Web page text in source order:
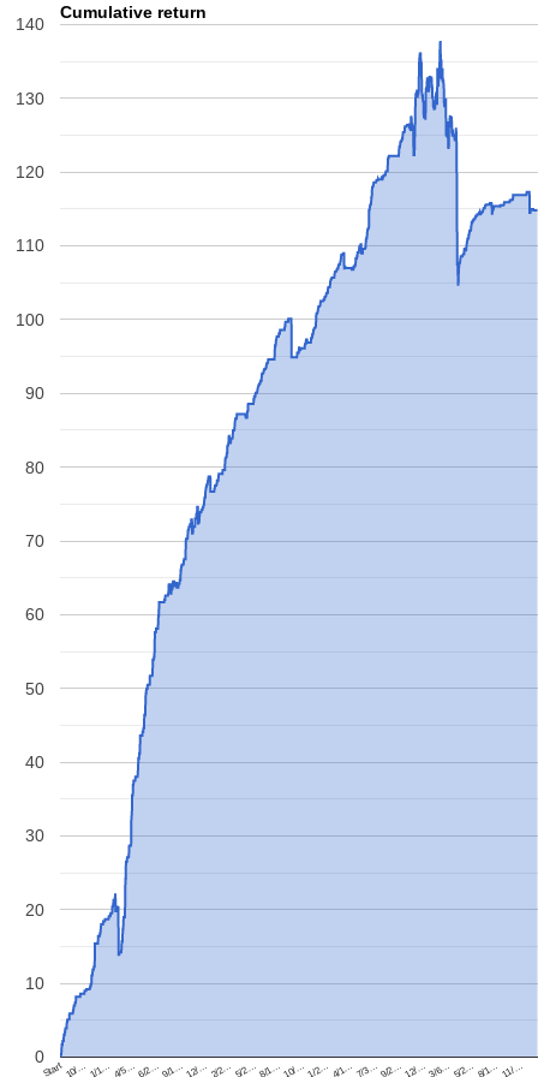
Cumulative return
Start10/… 1/1… 4/5…6/2…9/1…12/… 2/2… 5/2…8/1…10/…1/2… 4/1…7/3…9/2…12/…3/6… 5/2… 8/1… 11/…
0
10
20
30
40
50
60
70
80
90
100
110
120
130
140